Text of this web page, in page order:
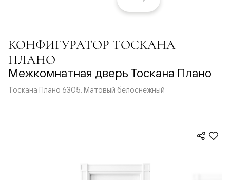
КОНФИГУРАТОР ТОСКАНА
ПЛАНО
Межкомнатная дверь Тоскана Плано
Тоскана Плано 6305. Матовый белоснежный